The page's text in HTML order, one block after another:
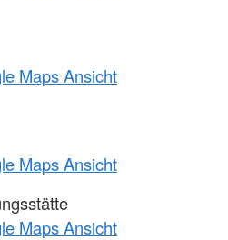
Maps Ansicht
Maps Ansicht
Maps Ansicht